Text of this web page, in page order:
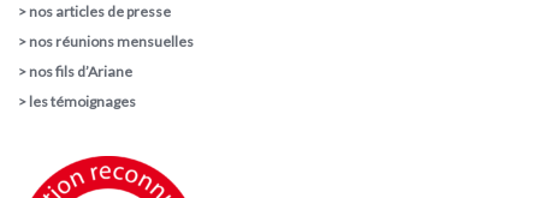
> nos articles de presse
> nos réunions mensuelles
> nos fils d’Ariane
> les témoignages